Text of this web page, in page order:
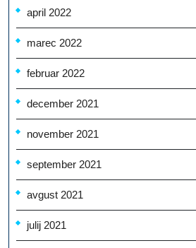
april 2022
marec 2022
februar 2022
december 2021
november 2021
september 2021
avgust 2021
julij 2021